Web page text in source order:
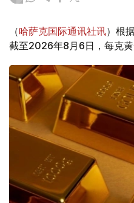
（哈萨克国际通讯社讯）根
截至2026年8月6日，每克黄